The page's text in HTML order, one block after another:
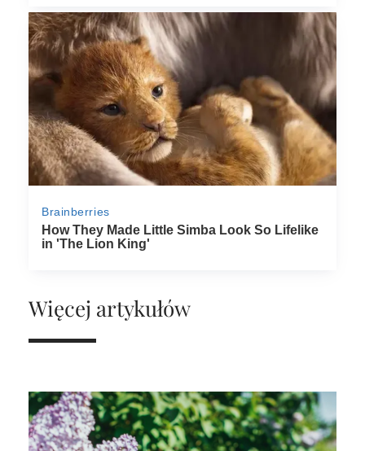
Więcej artykułów